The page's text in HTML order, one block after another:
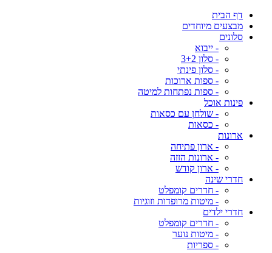
דף הבית
מבצעים מיוחדים
סלונים
- ייבוא
- סלון 3+2
- סלון פינתי
- ספות ארוכות
- ספות נפתחות למיטה
פינות אוכל
- שולחן עם כסאות
- כסאות
ארונות
- ארון פתיחה
- ארונות הזזה
- ארון קודש
חדרי שינה
- חדרים קומפלט
- מיטות מרופדות וזוגיות
חדרי ילדים
- חדרים קומפלט
- מיטות נוער
- ספריות